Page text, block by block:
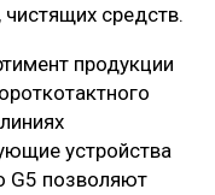
чистящих средств.
продукции
устройства
G5 позволяют